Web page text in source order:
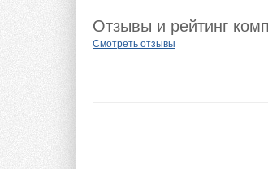
Отзывы и рейтинг
Смотреть отзывы